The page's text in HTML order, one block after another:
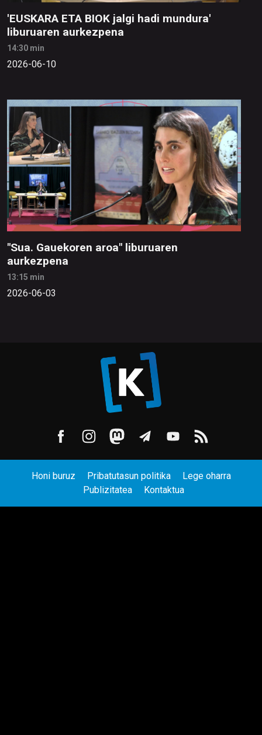
'EUSKARA ETA BIOK jalgi hadi mundura'
liburuaren aurkezpena
14:30 min
2026-06-10
"Sua. Gauekoren aroa" liburuaren
aurkezpena
13:15 min
2026-06-03
Honi buruz Pribatutasun politika
Lege oharra
Publizitatea
Kontaktua